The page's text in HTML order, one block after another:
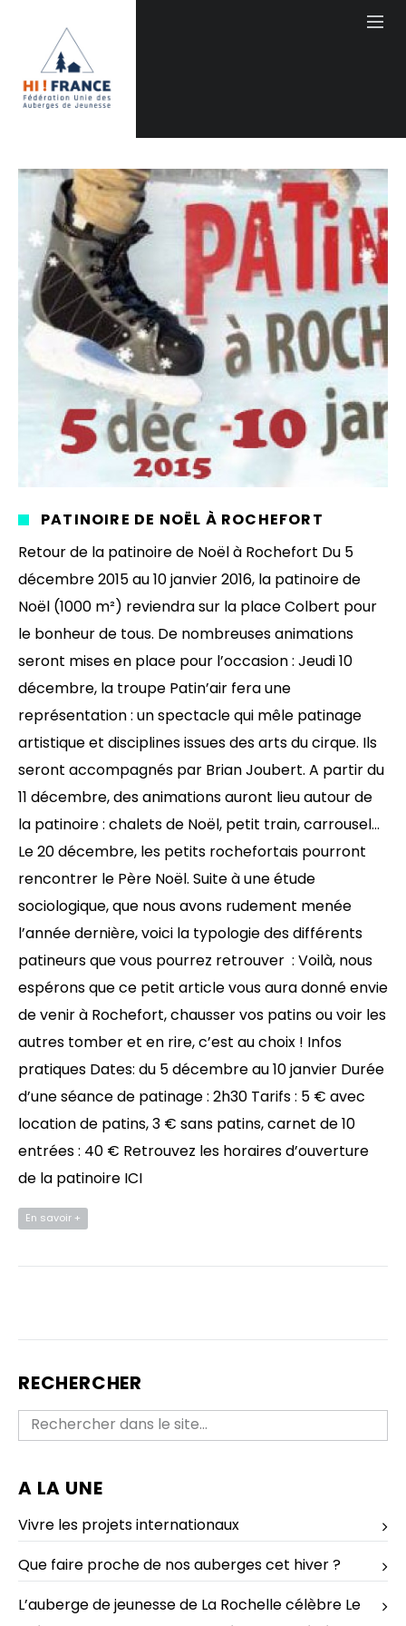
PATINOIRE DE NOËL À ROCHEFORT
Retour de la patinoire de Noël à Rochefort Du 5
décembre 2015 au 10 janvier 2016, la patinoire de
Noël (1000 m²) reviendra sur la place Colbert pour
le bonheur de tous. De nombreuses animations
seront mises en place pour l’occasion : Jeudi 10
décembre, la troupe Patin’air fera une
représentation : un spectacle qui mêle patinage
artistique et disciplines issues des arts du cirque. Ils
seront accompagnés par Brian Joubert. A partir du
11 décembre, des animations auront lieu autour de
la patinoire : chalets de Noël, petit train, carrousel…
Le 20 décembre, les petits rochefortais pourront
rencontrer le Père Noël. Suite à une étude
sociologique, que nous avons rudement menée
l’année dernière, voici la typologie des différents
patineurs que vous pourrez retrouver : Voilà, nous
espérons que ce petit article vous aura donné envie
de venir à Rochefort, chausser vos patins ou voir les
autres tomber et en rire, c’est au choix ! Infos
pratiques Dates: du 5 décembre au 10 janvier Durée
d’une séance de patinage : 2h30 Tarifs : 5 € avec
location de patins, 3 € sans patins, carnet de 10
entrées : 40 € Retrouvez les horaires d’ouverture
de la patinoire ICI
En savoir +
RECHERCHER
A LA UNE
Vivre les projets internationaux
Que faire proche de nos auberges cet hiver ?
L’auberge de jeunesse de La Rochelle célèbre Le